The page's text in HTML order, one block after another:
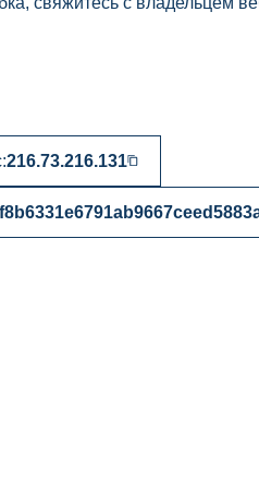
216.73.216.131